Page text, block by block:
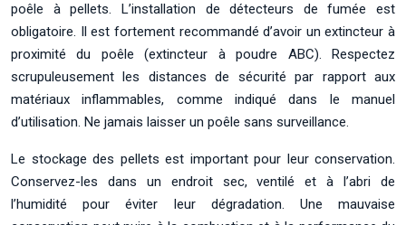
poêle à pellets. L’installation de détecteurs de fumée est
obligatoire. Il est fortement recommandé d’avoir un extincteur à
proximité du poêle (extincteur à poudre ABC). Respectez
scrupuleusement les distances de sécurité par rapport aux
matériaux inflammables, comme indiqué dans le manuel
d’utilisation. Ne jamais laisser un poêle sans surveillance.
Le stockage des pellets est important pour leur conservation.
Conservez-les dans un endroit sec, ventilé et à l’abri de
l’humidité pour éviter leur dégradation. Une mauvaise